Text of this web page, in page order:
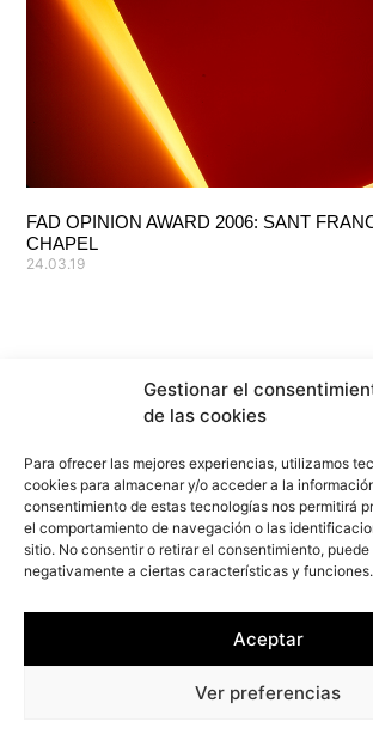
Gestionar el
de las cookies
Para ofrecer las mejores experiencias, utilizamos
cookies para almacenar y/o acceder a la
consentimiento de estas tecnologías nos permitirá
el comportamiento de navegación o las
sitio. No consentir o retirar el consentimiento,
negativamente a ciertas características y funciones.
Aceptar
Ver preferencias
FAD OPINION AWARD 2006: SANT
CHAPEL
24.03.19
info@f2marquitectura.com
F2M ARQUITECTURA.